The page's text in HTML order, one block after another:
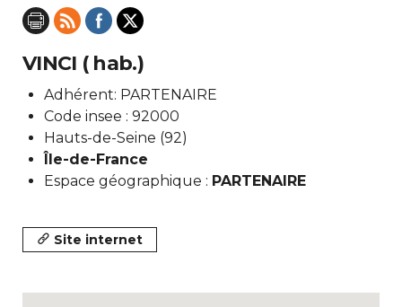
VINCI ( hab.)
Adhérent: PARTENAIRE
Code insee : 92000
Hauts-de-Seine (92)
Île-de-France
Espace géographique : PARTENAIRE
Site internet